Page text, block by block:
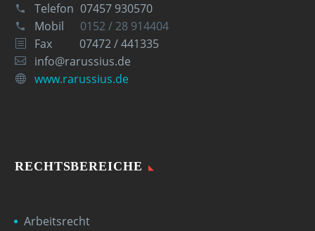
Telefon 07457 930570
Mobil
0152 / 28 914404
Fax
07472 / 441335
info@rarussius.de
www.rarussius.de
RECHTSBEREICHE
Arbeitsrecht